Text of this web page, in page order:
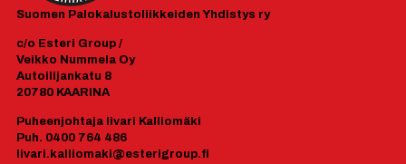
Suomen Palokalustoliikkeiden Yhdistys ry
c/o Esteri Group /
Veikko Nummela Oy
Autoilijankatu 8
20780 KAARINA
Puheenjohtaja Iivari Kalliomäki
Puh. 0400 764 486
Iivari.kalliomaki@esterigroup.fi